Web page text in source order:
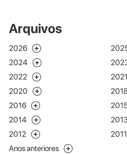
Arquivos
2026
2024
2022
2021
2020
2016
2014
2012
2011
Anos anteriores